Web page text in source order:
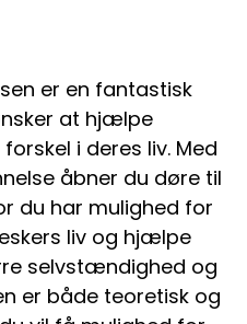
er en fantastisk
at hjælpe
i deres liv. Med
åbner du døre til
du har mulighed for
liv og hjælpe
selvstændighed og
er både teoretisk og